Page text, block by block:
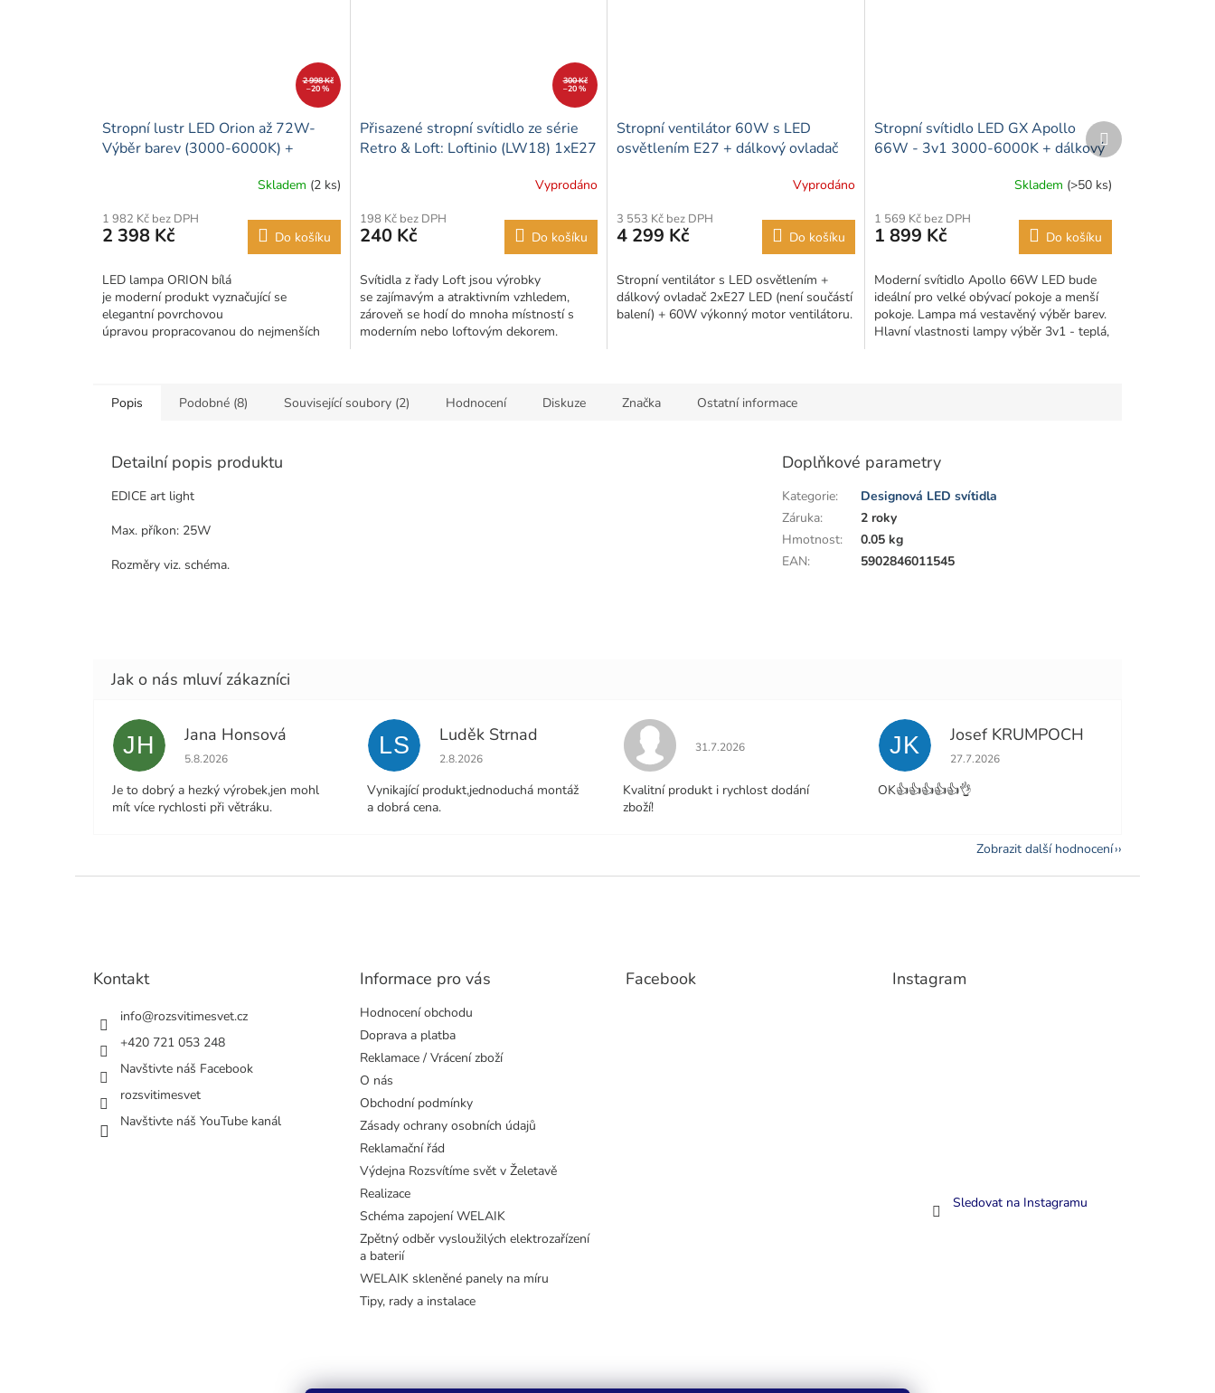
2 998 Kč
–20 %
Stropní lustr LED Orion až 72W-
Výběr barev (3000-6000K) +
Skladem (2 ks)
1 982 Kč bez DPH
2 398 Kč Do košíku
LED lampa ORION bílá
je moderní produkt vyznačující se
elegantní povrchovou
úpravou propracovanou do nejmenších
300 Kč
–20 %
Přisazené stropní svítidlo ze série
Retro & Loft: Loftinio (LW18) 1xE27
Vyprodáno
198 Kč bez DPH
240 Kč Do košíku
Svítidla z řady Loft jsou výrobky
se zajímavým a atraktivním vzhledem,
zároveň se hodí do mnoha místností s
moderním nebo loftovým dekorem.
Stropní ventilátor 60W s LED
osvětlením E27 + dálkový ovladač
Vyprodáno
3 553 Kč bez DPH
4 299 Kč Do košíku
Stropní ventilátor s LED osvětlením +
dálkový ovladač 2xE27 LED (není součástí
balení) + 60W výkonný motor ventilátoru.
Stropní svítidlo LED GX Apollo
66W - 3v1 3000-6000K + dálkový
Skladem (>50 ks)
1 569 Kč bez DPH
1 899 Kč Do košíku
Moderní svítidlo Apollo 66W LED bude
ideální pro velké obývací pokoje a menší
pokoje. Lampa má vestavěný výběr barev.
Hlavní vlastnosti lampy výběr 3v1 - teplá,
Další
produkt
Popis Podobné (8) Související soubory (2) Hodnocení Diskuze Značka Ostatní informace
Detailní popis produktu
EDICE art light
Max. příkon: 25W
Rozměry viz. schéma.
Doplňkové parametry
Kategorie:
Designová LED svítidla
Záruka:
2 roky
Hmotnost:
0.05 kg
EAN: 5902846011545
JH Jana Honsová
Hodnocení obchodu je 5 z 5 hvězdiček.
5.8.2026
Je to dobrý a hezký výrobek,jen mohl
mít více rychlosti při větráku.
LS Luděk Strnad
Hodnocení obchodu je 5 z 5 hvězdiček.
2.8.2026
Vynikající produkt,jednoduchá montáž
a dobrá cena.
Hodnocení obchodu je 5 z 5 hvězdiček.
31.7.2026
Kvalitní produkt i rychlost dodání
zboží!
JK Josef KRUMPOCH
Hodnocení obchodu je 5 z 5 hvězdiček.
27.7.2026
OK👍👍👍👍👍👌
Zobrazit další hodnocení
Kontakt
info@rozsvitimesvet.cz
+420 721 053 248
Navštivte náš Facebook
rozsvitimesvet
Navštivte náš YouTube kanál
Informace pro vás
Hodnocení obchodu
Doprava a platba
Reklamace / Vrácení zboží
O nás
Obchodní podmínky
Zásady ochrany osobních údajů
Reklamační řád
Výdejna Rozsvítíme svět v Želetavě
Realizace
Schéma zapojení WELAIK
Zpětný odběr vysloužilých elektrozařízení
a baterií
WELAIK skleněné panely na míru
Tipy, rady a instalace
Facebook Instagram
Sledovat na Instagramu